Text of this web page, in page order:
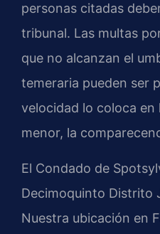
personas citadas
tribunal. Las multas
que no alcanzan el
temeraria pueden ser
velocidad lo coloca
menor, la
El Condado de
Decimoquinto Distrito
Nuestra ubicación en